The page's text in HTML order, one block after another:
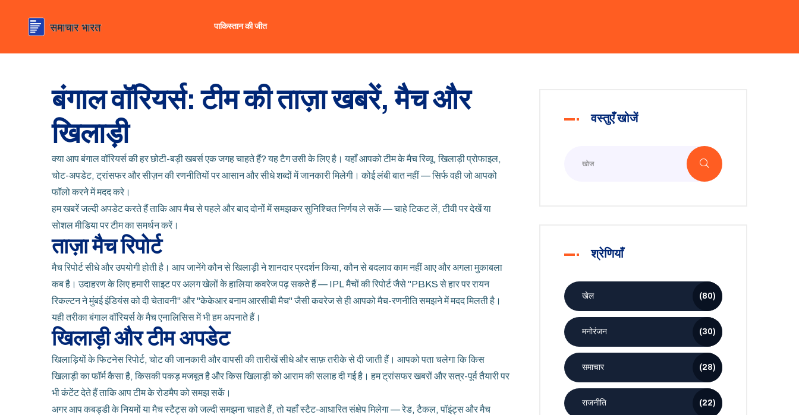
पाकिस्तान की जीत
बंगाल वॉरियर्स: टीम की ताज़ा खबरें, मैच और
खिलाड़ी
क्या आप बंगाल वॉरियर्स की हर छोटी-बड़ी खबर्स एक जगह चाहते हैं? यह टैग उसी के लिए है। यहाँ आपको टीम के मैच रिव्यू, खिलाड़ी प्रोफाइल,
चोट-अपडेट, ट्रांसफर और सीज़न की रणनीतियों पर आसान और सीधे शब्दों में जानकारी मिलेगी। कोई लंबी बात नहीं — सिर्फ वही जो आपको
फॉलो करने में मदद करे।
हम खबरें जल्दी अपडेट करते हैं ताकि आप मैच से पहले और बाद दोनों में समझकर सुनिश्‍चित निर्णय ले सकें — चाहे टिकट लें, टीवी पर देखें या
सोशल मीडिया पर टीम का समर्थन करें।
ताज़ा मैच रिपोर्ट
मैच रिपोर्ट सीधे और उपयोगी होती है। आप जानेंगे कौन से खिलाड़ी ने शानदार प्रदर्शन किया, कौन से बदलाव काम नहीं आए और अगला मुकाबला
कब है। उदाहरण के लिए हमारी साइट पर अलग खेलों के हालिया कवरेज पढ़ सकते हैं — IPL मैचों की रिपोर्ट जैसे "PBKS से हार पर रायन
रिकल्टन ने मुंबई इंडियंस को दी चेतावनी" और "केकेआर बनाम आरसीबी मैच" जैसी कवरेज से ही आपको मैच-रणनीति समझने में मदद मिलती है।
यही तरीका बंगाल वॉरियर्स के मैच एनालिसिस में भी हम अपनाते हैं।
खिलाड़ी और टीम अपडेट
खिलाड़ियों के फिटनेस रिपोर्ट, चोट की जानकारी और वापसी की तारीखें सीधे और साफ़ तरीके से दी जाती हैं। आपको पता चलेगा कि किस
खिलाड़ी का फॉर्म कैसा है, किसकी पकड़ मजबूत है और किस खिलाड़ी को आराम की सलाह दी गई है। हम ट्रांसफर खबरों और सत्र-पूर्व तैयारी पर
भी कंटेंट देते हैं ताकि आप टीम के रोडमैप को समझ सकें।
अगर आप कबड्डी के नियमों या मैच स्टैट्स को जल्दी समझना चाहते हैं, तो यहाँ स्टैट-आधारित संक्षेप मिलेगा — रेड, टैकल, पॉइंट्स और मैच
वस्तुएँ खोजें
श्रेणियाँ
खेल (80)
मनोरंजन (30)
समाचार (28)
राजनीति (22)